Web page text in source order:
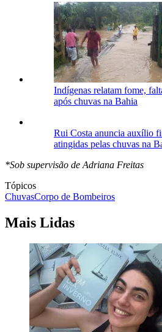
Indígenas relatam fome,
após chuvas na Bahia
Rui Costa anuncia auxílio
atingidas pelas chuvas na
*Sob supervisão de Adriana Freitas
Tópicos
ChuvasCorpo de Bombeiros
Mais Lidas